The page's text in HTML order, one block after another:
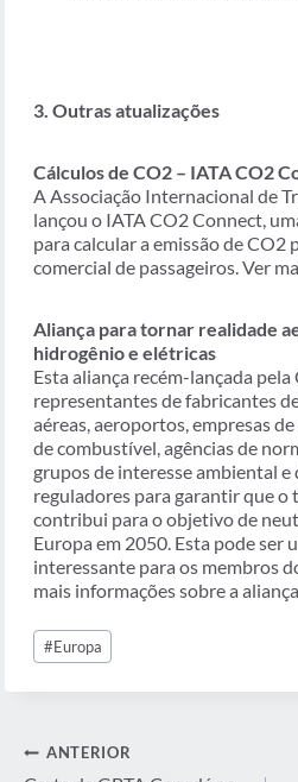
3. Outras atualizações
Cálculos de CO2 – IATA CO2
A Associação Internacional de
lançou o IATA CO2 Connect,
para calcular a emissão de CO2
comercial de passageiros. Ver
Aliança para tornar realidade
hidrogênio e elétricas
Esta aliança recém-lançada
representantes de fabricantes
aéreas, aeroportos, empresas
de combustível, agências de
grupos de interesse ambiental e
reguladores para garantir que o
contribui para o objetivo de
Europa em 2050. Esta pode ser
interessante para os membros
mais informações sobre a
Tags
do
#Europa
Navegação
ANTERIOR